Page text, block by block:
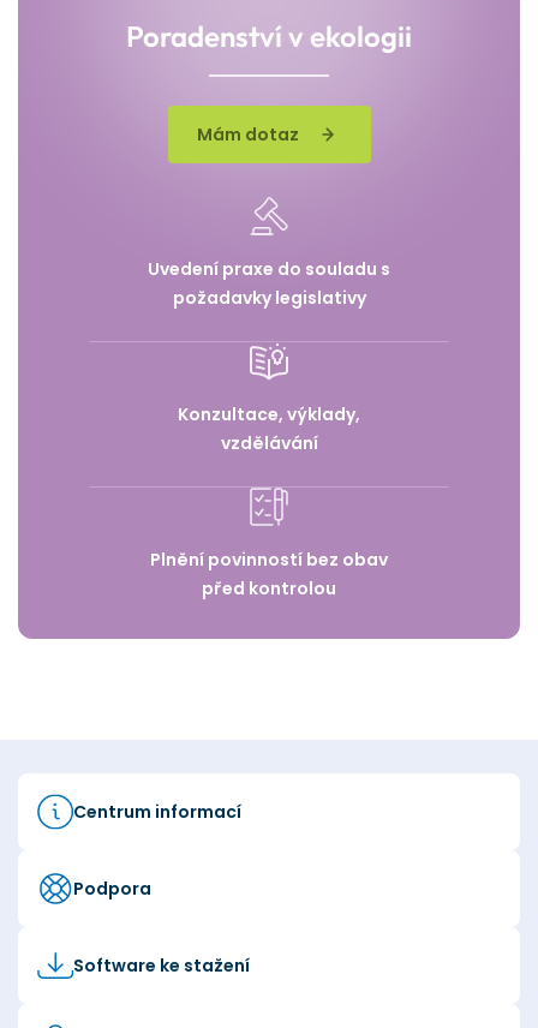
Poradenství v ekologii
Mám dotaz
Uvedení praxe do souladu s
požadavky legislativy
Konzultace, výklady,
vzdělávání
Plnění povinností bez obav
před kontrolou
Centrum informací
Podpora
Software ke stažení